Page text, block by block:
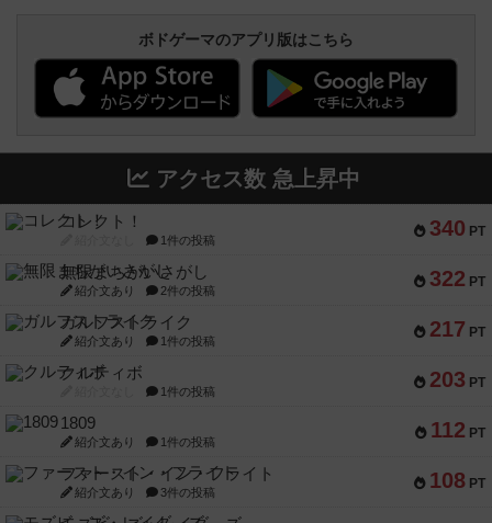
ボドゲーマのアプリ版はこちら
アクセス数 急上昇中
340 PT
コレクト！
1件の投稿
322 PT
無限まちがいさがし
紹介文あり 2件の投稿
217 PT
ガルフストライク
紹介文あり 1件の投稿
203 PT
クルティボ
1件の投稿
112 PT
1809
紹介文あり 1件の投稿
108 PT
ファースト・イン・フライト
紹介文あり 3件の投稿